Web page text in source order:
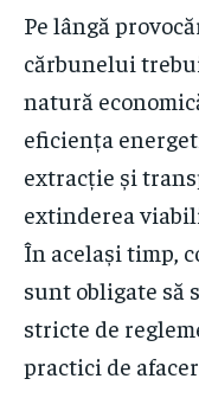
Pe lângă
cărbunelui
natură
eficiența
extracție și
extinderea
În același timp,
sunt obligate să
stricte de
practici de